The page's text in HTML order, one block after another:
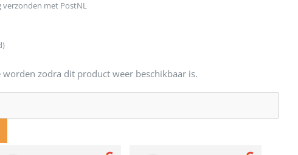
verzonden met PostNL
zodra dit product weer beschikbaar is.